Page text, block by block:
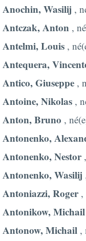
Anochin, Wasilij ,
Antczak, Anton ,
Antelmi, Louis ,
Antequera,
Antico, Giuseppe ,
Antoine, Nikolas ,
Anton, Bruno ,
Antonenko,
Antonenko, Nestor
Antonenko, Wasilij
Antoniazzi, Roger,
Antonikow, Michail
Antonow, Michail ,